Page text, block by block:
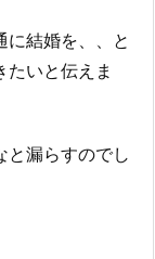
に結婚を、、と
いと伝えま
と漏らすのでし